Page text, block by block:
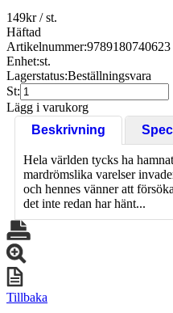
149kr/ st.
Häftad
Artikelnummer:9789180740623
Enhet:st.
Lagerstatus:Beställningsvara
St:
Lägg i varukorg
Beskrivning
Hela världen tycks ha
mardrömslika varelser
och hennes vänner att
det inte redan har hänt...
Tillbaka